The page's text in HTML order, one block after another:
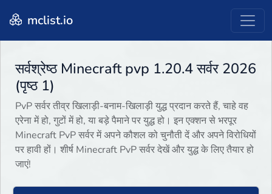
mclist.io
सर्वश्रेष्ठ Minecraft pvp 1.20.4 सर्वर 2026
(पृष्ठ 1)
PvP सर्वर तीव्र खिलाड़ी-बनाम-खिलाड़ी युद्ध प्रदान करते हैं, चाहे वह
एरेना में हो, गुटों में हो, या बड़े पैमाने पर युद्ध हो। इन एक्शन से भरपूर
Minecraft PvP सर्वर में अपने कौशल को चुनौती दें और अपने विरोधियों
पर हावी हों। शीर्ष Minecraft PvP सर्वर देखें और युद्ध के लिए तैयार हो
जाएं!